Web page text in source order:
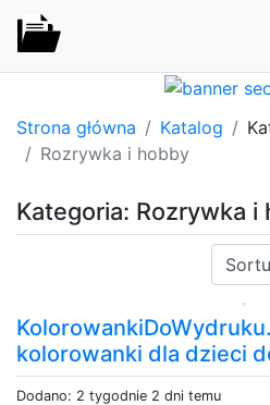
Strona główna Katalog
Rozrywka i hobby
Kategoria: Rozrywka i
Sortuj:
kolorowanki dla dzieci
Dodano: 2 tygodnie 2 dni temu